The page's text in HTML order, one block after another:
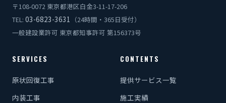
〒108-0072 東京都港区白金3-11-17-206
TEL: 03-6823-3631
（24時間・365日受付）
一般建設業許可 東京都知事許可 第156373号
SERVICES
原状回復工事
内装工事
CONTENTS
提供サービス一覧
施工実績